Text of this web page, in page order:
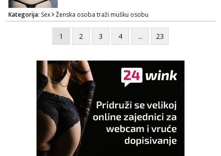
Kategorija: Sex Ženska osoba traži mušku osobu
1 2 3 4 ... 23